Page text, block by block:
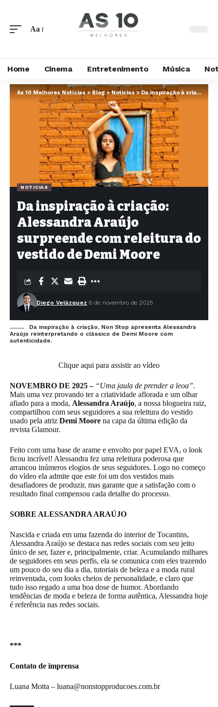
Aa
Home Cinema Entretenimento Música
As 10 Melhores Notícias>Blog>Noticias>Da inspiração à criação: Alessandra Araújo surpreende com releitura do vestido de Demi Moore
NOTICIAS
Da inspiração à criação:
Alessandra Araújo
surpreende com releitura do
vestido de Demi Moore
Diego Velázquez 5 de novembro de 2025
Da inspiração à criação, Non Stop apresenta Alessandra
Araújo reinterpretando o clássico de Demi Moore com
autenticidade.
Clique aqui para assistir ao vídeo
NOVEMBRO DE 2025 – “Uma jaula de prender a leoa”.
Mais uma vez provando ter a criatividade aflorada e um olhar
afiado para a moda, Alessandra Araújo, a nossa blogueira raiz,
compartilhou com seus seguidores a sua releitura do vestido
usado pela atriz Demi Moore na capa da última edição da
revista Glamour.
Feito com uma base de arame e envolto por papel EVA, o look
ficou incrível! Alessandra fez uma releitura poderosa que
arrancou inúmeros elogios de seus seguidores. Logo no começo
do vídeo ela admite que este foi um dos vestidos mais
desafiadores de produzir, mas garante que a satisfação com o
resultado final compensou cada detalhe do processo.
SOBRE ALESSANDRA ARAÚJO
Nascida e criada em uma fazenda do interior de Tocantins,
Alessandra Araújo se destaca nas redes sociais com seu jeito
único de ser, fazer e, principalmente, criar. Acumulando milhares
de seguidores em seus perfis, ela se comunica com eles trazendo
um pouco do seu dia a dia, tutoriais de beleza e a moda rural
reinventada, com looks cheios de personalidade, e claro que
tudo isso regado a uma boa dose de humor. Abordando
tendências de moda e beleza de forma autêntica, Alessandra hoje
é referência nas redes sociais.
***
Contato de imprensa
Luana Motta – luana@nonstopproducoes.com.br